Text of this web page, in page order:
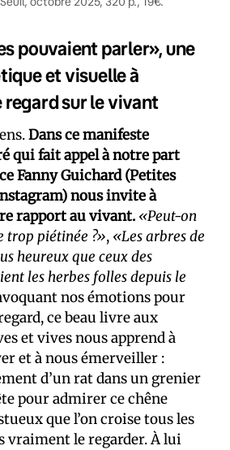
pouvaient parler», une
et visuelle à
sur le vivant
Dans ce manifeste
qui fait appel à notre part
Fanny Guichard (Petites
nous invite à
rapport au vivant. «Peut-on
trop piétinée ?», «Les arbres de
heureux que ceux des
les herbes folles depuis le
nos émotions pour
ce beau livre aux
et vives nous apprend à
et à nous émerveiller :
d’un rat dans un grenier
pour admirer ce chêne
que l’on croise tous les
vraiment le regarder. À lui